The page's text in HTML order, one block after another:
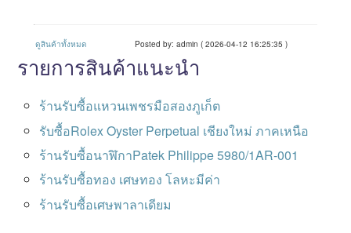
ดูสินค้าทั้งหมด Posted by: admin ( 2026-04-12 16:25:35 )
รายการสินค้าแนะนำ
ร้านรับซื้อแหวนเพชรมือสองภูเก็ต
รับซื้อRolex Oyster Perpetual เชียงใหม่ ภาคเหนือ
ร้านรับซื้อนาฬิกาPatek Philippe 5980/1AR-001
ร้านรับซื้อทอง เศษทอง โลหะมีค่า
ร้านรับซื้อเศษพาลาเดียม